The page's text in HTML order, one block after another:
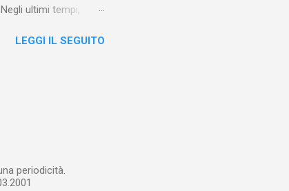
ultimi tempi,
del tempo e che
LEGGI IL SEGUITO
periodicità.